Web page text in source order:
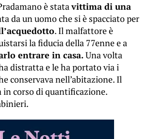
è statavittima di una
da un uomo che si è spacciato per
. Il malfattore è
la fiducia della 77enne e a
entrare in casa.Una volta
distratta e le ha portato via i
conservava nell’abitazione. Il
in corso di quantificazione.